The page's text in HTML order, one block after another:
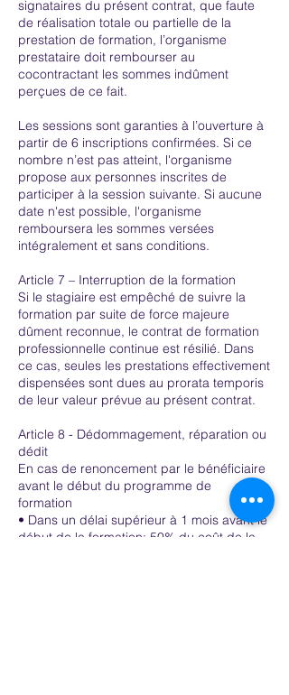
signataires du présent contrat, que faute
de réalisation totale ou partielle de la
prestation de formation, l’organisme
prestataire doit rembourser au
cocontractant les sommes indûment
perçues de ce fait.
Les sessions sont garanties à l’ouverture à
partir de 6 inscriptions confirmées. Si ce
nombre n’est pas atteint, l'organisme
propose aux personnes inscrites de
participer à la session suivante. Si aucune
date n'est possible, l'organisme
remboursera les sommes versées
intégralement et sans conditions.
Article 7 – Interruption de la formation
Si le stagiaire est empêché de suivre la
formation par suite de force majeure
dûment reconnue, le contrat de formation
professionnelle continue est résilié. Dans
ce cas, seules les prestations effectivement
dispensées sont dues au prorata temporis
de leur valeur prévue au présent contrat.
Article 8 - Dédommagement, réparation ou
dédit
En cas de renoncement par le bénéficiaire
avant le début du programme de
formation
• Dans un délai supérieur à 1 mois avant le
début de la formation: 50% du coût de la